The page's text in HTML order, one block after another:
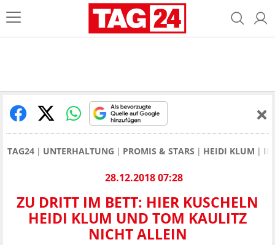
TAG24 UNTERHALTUNG PROMIS & STARS HEIDI KLUM
28.12.2018 07:28
ZU DRITT IM BETT: HIER KUSCHELN
HEIDI KLUM UND TOM KAULITZ
NICHT ALLEIN